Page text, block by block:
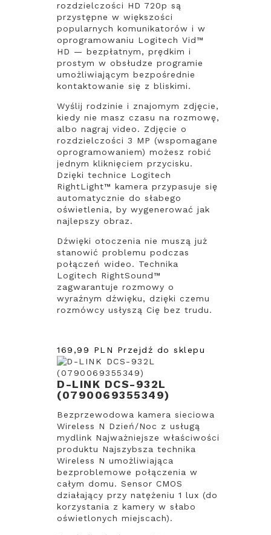
rozdzielczości HD 720p są
przystępne w większości
popularnych komunikatorów i w
oprogramowaniu Logitech Vid™
HD — bezpłatnym, prędkim i
prostym w obsłudze programie
umożliwiającym bezpośrednie
kontaktowanie się z bliskimi.
Wyślij rodzinie i znajomym zdjęcie,
kiedy nie masz czasu na rozmowę,
albo nagraj video. Zdjęcie o
rozdzielczości 3 MP (wspomagane
oprogramowaniem) możesz robić
jednym kliknięciem przycisku.
Dzięki technice Logitech
RightLight™ kamera przypasuje się
automatycznie do słabego
oświetlenia, by wygenerować jak
najlepszy obraz.
Dźwięki otoczenia nie muszą już
stanowić problemu podczas
połączeń wideo. Technika
Logitech RightSound™
zagwarantuje rozmowy o
wyraźnym dźwięku, dzięki czemu
rozmówcy usłyszą Cię bez trudu.
169,99 PLN Przejdź do sklepu
D-LINK DCS-932L
(0790069355349)
Bezprzewodowa kamera sieciowa
Wireless N Dzień/Noc z usługą
mydlink Najważniejsze właściwości
produktu Najszybsza technika
Wireless N umożliwiająca
bezproblemowe połączenia w
całym domu. Sensor CMOS
działający przy natężeniu 1 lux (do
korzystania z kamery w słabo
oświetlonych miejscach).